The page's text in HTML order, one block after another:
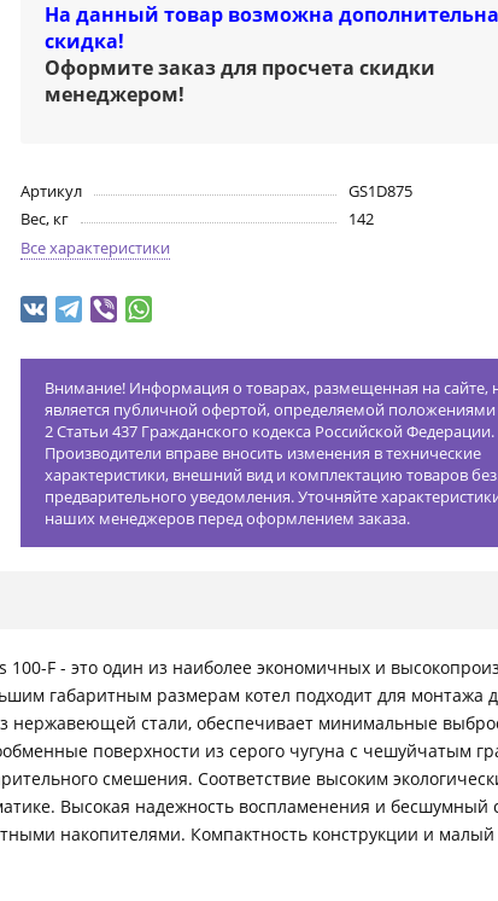
На данный товар возможна
скидка!
Оформите заказ для просчета скидки
менеджером!
Артикул
GS1D875
Вес, кг
142
Все характеристики
Внимание! Информация о товарах, размещенная на сайте,
является публичной офертой, определяемой положениями
2 Статьи 437 Гражданского кодекса Российской Федерации.
Производители вправе вносить изменения в технические
характеристики, внешний вид и комплектацию товаров без
предварительного уведомления. Уточняйте
наших менеджеров перед оформлением заказа.
F - это один из наиболее экономичных и
габаритным размерам котел подходит для монтажа
нержавеющей стали, обеспечивает минимальные
поверхности из серого чугуна с чешуйчатым
смешения. Соответствие высоким
Высокая надежность воспламенения и бесшумный
накопителями. Компактность конструкции и малый